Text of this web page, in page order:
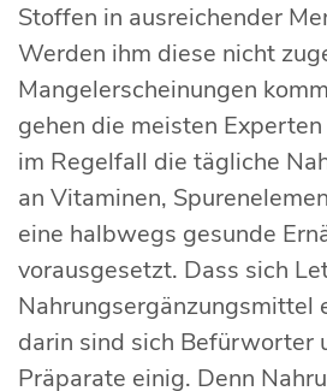
Stoffen in ausreichender
Werden ihm diese nicht
Mangelerscheinungen
gehen die meisten
im Regelfall die tägliche
an Vitaminen,
eine halbwegs gesunde
vorausgesetzt. Dass sich
Nahrungsergänzungsmittel
darin sind sich Befürworter
Präparate einig. Denn